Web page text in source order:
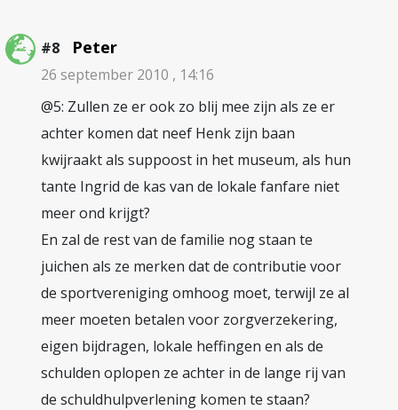
#8 Peter
26 september 2010 , 14:16
@5: Zullen ze er ook zo blij mee zijn als ze er
achter komen dat neef Henk zijn baan
kwijraakt als suppoost in het museum, als hun
tante Ingrid de kas van de lokale fanfare niet
meer ond krijgt?
En zal de rest van de familie nog staan te
juichen als ze merken dat de contributie voor
de sportvereniging omhoog moet, terwijl ze al
meer moeten betalen voor zorgverzekering,
eigen bijdragen, lokale heffingen en als de
schulden oplopen ze achter in de lange rij van
de schuldhulpverlening komen te staan?